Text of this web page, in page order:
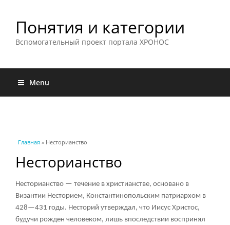
Понятия и категории
Вспомогательный проект портала ХРОНОС
Menu
Вы здесь
Главная » Несторианство
Несторианство
Несторианство — течение в христианстве, основано в
Византии Несторием, Константинопольским патриархом в
428—431 годы. Несторий утверждал, что Иисус Христос,
будучи рожден человеком, лишь впоследствии воспринял